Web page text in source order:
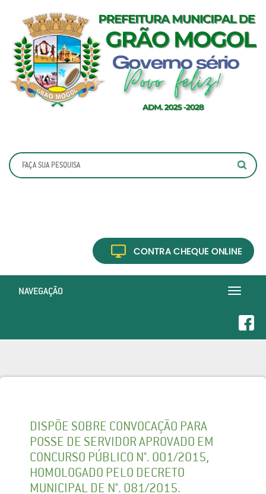
Toggle
NAVEGAÇÃO
DISPÕE SOBRE CONVOCAÇÃO PARA
POSSE DE SERVIDOR APROVADO EM
CONCURSO PÚBLICO N°. 001/2015,
HOMOLOGADO PELO DECRETO
MUNICIPAL DE N°. 081/2015.